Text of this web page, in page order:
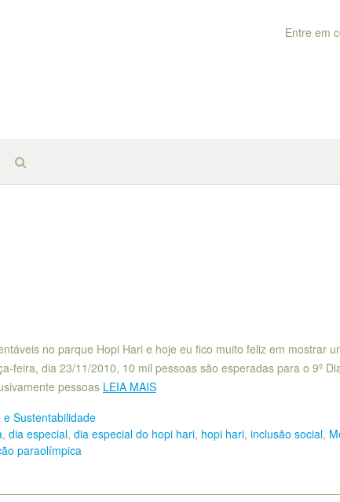
Entre em
no parque Hopi Hari e hoje eu fico muito feliz em mostrar
feira, dia 23/11/2010, 10 mil pessoas são esperadas para o 9º
pessoas LEIA MAIS
Sustentabilidade
, dia especial, dia especial do hopi hari, hopi hari, inclusão social,
paraolímpica